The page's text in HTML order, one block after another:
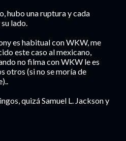
hubo una ruptura y cada
lado.
es habitual con WKW, me
este caso al mexicano,
no filma con WKW le es
otros (si no se moría de
quizá Samuel L. Jackson y